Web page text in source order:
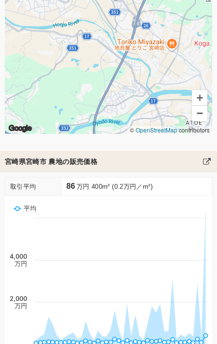
Google
+
−
©OpenStreetMapcontributors
宮崎県宮崎市 農地の販売価格
取引平均 86 万円 400m² (0.2万円／m²)
平均
2,000
万円
4,000
万円